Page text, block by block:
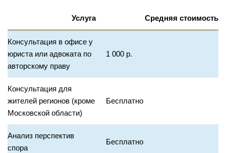
Услуга Средняя стоимость
Консультация в офисе у
юриста или адвоката по
авторскому праву
1 000 р.
Консультация для
жителей регионов (кроме
Московской области)
Бесплатно
Анализ перспектив
спора
Бесплатно